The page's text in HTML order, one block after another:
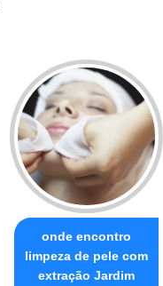
onde encontro
limpeza de pele com
extração Jardim